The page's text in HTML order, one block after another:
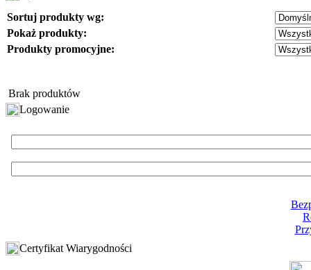
Sortuj produkty wg:
Pokaż produkty:
Produkty promocyjne:
Brak produktów
Logowanie
Certyfikat Wiarygodności